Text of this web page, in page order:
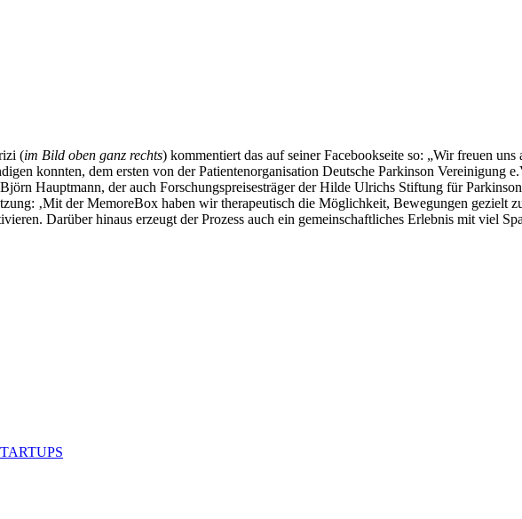
(im Bild oben ganz rechts) kommentiert das auf seiner Facebookseite so: „Wir freuen uns
konnten, dem ersten von der Patientenorganisation Deutsche Parkinson Vereinigung
Hauptmann, der auch Forschungspreisesträger der Hilde Ulrichs Stiftung für
‚Mit der MemoreBox haben wir therapeutisch die Möglichkeit, Bewegungen gezielt
Darüber hinaus erzeugt der Prozess auch ein gemeinschaftliches Erlebnis mit viel